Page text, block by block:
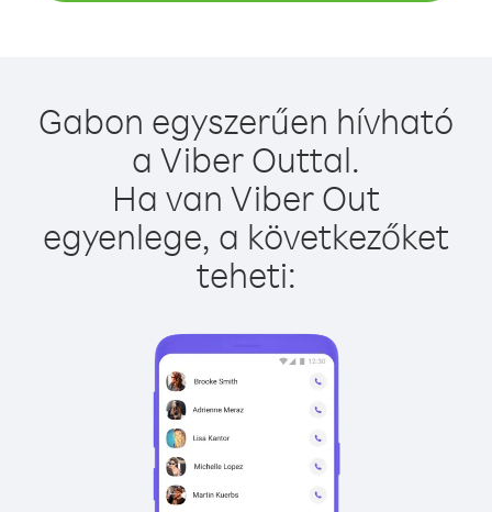
Gabon egyszerűen hívható
a Viber Outtal.
Ha van Viber Out
egyenlege, a következőket
teheti: